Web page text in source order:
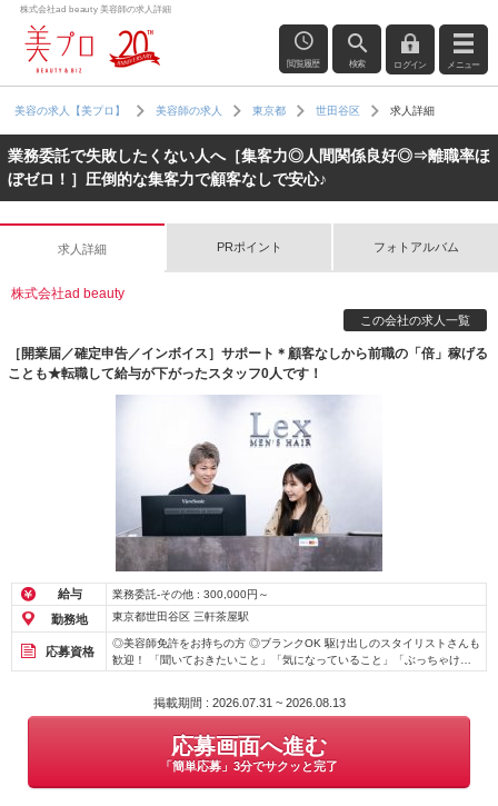
株式会社ad beauty 美容師の求人詳細
閲覧履歴 検索 ログイン メニュー
美容の求人【美プロ】 美容師の求人 東京都 世田谷区 求人詳細
業務委託で失敗したくない人へ［集客力◎人間関係良好◎⇒離職率ほ
ぼゼロ！］圧倒的な集客力で顧客なしで安心♪
求人詳細 PRポイント フォトアルバム
株式会社ad beauty
この会社の求人一覧
［開業届／確定申告／インボイス］サポート＊顧客なしから前職の「倍」稼げる
ことも★転職して給与が下がったスタッフ0人です！
給与 業務委託-その他 : 300,000円～
勤務地 東京都世田谷区 三軒茶屋駅
応募資格
◎美容師免許をお持ちの方 ◎ブランクOK 駆け出しのスタイリストさんも
歓迎！ 「聞いておきたいこと」「気になっていること」「ぶっちゃけ、
ZOOMでフランクに話をしながら、実際どうなの？という話が気軽にでき
絡します ↓↓ カジュアル個別面談（ZOOM） ↓↓ サロン見学（希望者の
み） お気軽にどうぞ！
掲載期間 : 2026.07.31 ~ 2026.08.13
応募画面へ進む
「簡単応募」3分でサクッと完了